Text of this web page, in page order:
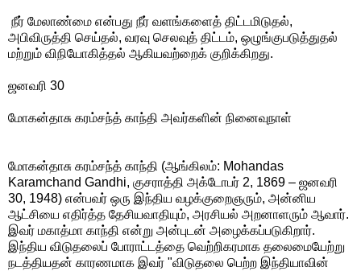
நீர் மேலாண்மை என்பது நீர் வளங்களைத் திட்டமிடுதல்,
அபிவிருத்தி செய்தல், வரவு செலவுத் திட்டம், ஒழுங்குபடுத்துதல்
மற்றும் விநியோகித்தல் ஆகியவற்றைக் குறிக்கிறது.
ஜனவரி 30
மோகன்தாசு கரம்சந்த் காந்தி அவர்களின் நினைவுநாள்
மோகன்தாசு கரம்சந்த் காந்தி (ஆங்கிலம்: Mohandas
Karamchand Gandhi, குசராத்தி அக்டோபர் 2, 1869 – ஜனவரி
30, 1948) என்பவர் ஒரு இந்திய வழக்குறைஞரும், அன்னிய
ஆட்சியை எதிர்த்த தேசியவாதியும், அரசியல் அறனாளரும் ஆவார்.
இவர் மகாத்மா காந்தி என்று அன்புடன் அழைக்கப்படுகிறார்.
இந்திய விடுதலைப் போராட்டத்தை வெற்றிகரமாக தலைமையேற்று
நடத்தியதன் காரணமாக இவர் "விடுதலை பெற்ற இந்தியாவின்